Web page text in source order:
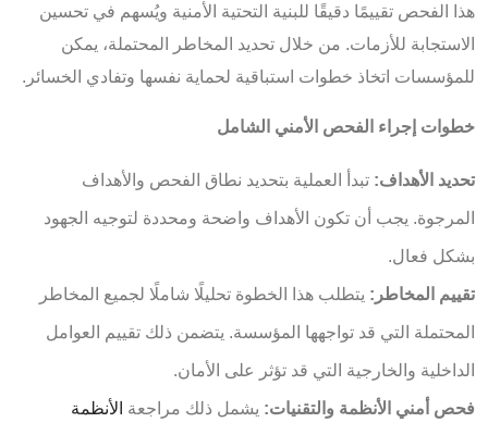
هذا الفحص تقييمًا دقيقًا للبنية التحتية الأمنية ويُسهم في تحسين
الاستجابة للأزمات. من خلال تحديد المخاطر المحتملة، يمكن
للمؤسسات اتخاذ خطوات استباقية لحماية نفسها وتفادي الخسائر.
خطوات إجراء الفحص الأمني الشامل
تحديد الأهداف: تبدأ العملية بتحديد نطاق الفحص والأهداف
المرجوة. يجب أن تكون الأهداف واضحة ومحددة لتوجيه الجهود
بشكل فعال.
تقييم المخاطر: يتطلب هذا الخطوة تحليلًا شاملًا لجميع المخاطر
المحتملة التي قد تواجهها المؤسسة. يتضمن ذلك تقييم العوامل
الداخلية والخارجية التي قد تؤثر على الأمان.
فحص أمني الأنظمة والتقنيات: يشمل ذلك مراجعة الأنظمة